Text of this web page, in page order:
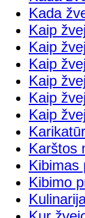
Kada
Kaip
Kaip
Kaip
Kaip
Kaip
Kaip
Karštos
Kibimas
Kibimo